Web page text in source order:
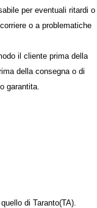
per eventuali ritardi o
o a problematiche
il cliente prima della
della consegna o di
garantita.
di Taranto(TA).